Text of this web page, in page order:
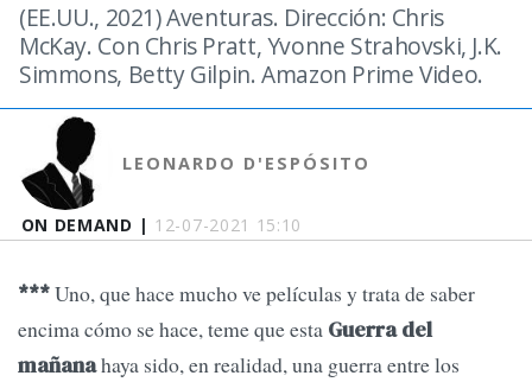
ON DEMAND | 12-07-2021 15:10
(EE.UU., 2021) Aventuras. Dirección: Chris
McKay. Con Chris Pratt, Yvonne Strahovski, J.K.
Simmons, Betty Gilpin. Amazon Prime Video.
LEONARDO D'ESPÓSITO
***Uno, que hace mucho ve películas y trata de saber
encima cómo se hace, teme que esta Guerra del
mañanahaya sido, en realidad, una guerra entre los